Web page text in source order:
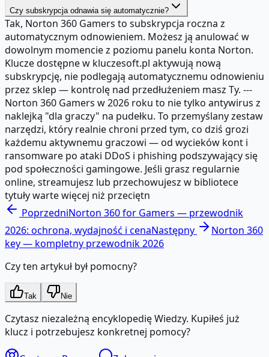
Czy subskrypcja odnawia się automatycznie?
Tak, Norton 360 Gamers to subskrypcja roczna z
automatycznym odnowieniem. Możesz ją anulować w
dowolnym momencie z poziomu panelu konta Norton.
Klucze dostępne w kluczesoft.pl aktywują nową
subskrypcję, nie podlegają automatycznemu odnowieniu
przez sklep — kontrolę nad przedłużeniem masz Ty. ---
Norton 360 Gamers w 2026 roku to nie tylko antywirus z
naklejką "dla graczy" na pudełku. To przemyślany zestaw
narzędzi, który realnie chroni przed tym, co dziś grozi
każdemu aktywnemu graczowi — od wycieków kont i
ransomware po ataki DDoS i phishing podszywający się
pod społeczności gamingowe. Jeśli grasz regularnie
online, streamujesz lub przechowujesz w bibliotece
tytuły warte więcej niż przeciętn
PoprzedniNorton 360 for Gamers — przewodnik
2026: ochrona, wydajność i cenaNastępny
Norton 360
key — kompletny przewodnik 2026
Czy ten artykuł był pomocny?
Tak Nie
Czytasz niezależną encyklopedię Wiedzy. Kupiłeś już
klucz i potrzebujesz konkretnej pomocy?